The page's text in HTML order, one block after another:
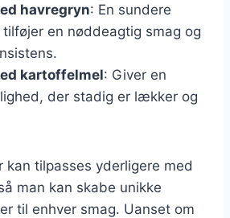
havregryn: En sundere
en nøddeagtig smag og
kartoffelmel: Giver en
der stadig er lækker og
kan tilpasses yderligere med
man kan skabe unikke
til enhver smag. Uanset om